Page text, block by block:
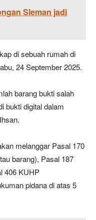
Sleman jadi
di sebuah rumah di
24 September 2025.
barang bukti salah
bukti digital dalam
melanggar Pasal 170
barang), Pasal 187
406 KUHP
pidana di atas 5